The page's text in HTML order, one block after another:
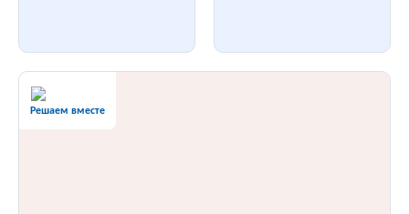
Решаем вместе